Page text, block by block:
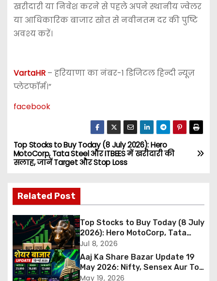
खरीदारी या निवेश करने से पहले अपने स्थानीय ज्वेलर
या आधिकारिक बाजार स्रोत से नवीनतम दर की पुष्टि
अवश्य करें।
VartaHR – हरियाणा का नंबर-1 डिजिटल हिन्दी न्यूज़
प्लेटफॉर्म।”
facebook
P
o
s
t
n
a
v
Top Stocks to Buy Today (8 July 2026): Hero
MotoCorp, Tata Steel और ITBEES में खरीदारी की
सलाह, जानें Target और Stop Loss
Related Post
Top Stocks to Buy Today (8 July
2026): Hero MotoCorp, Tata
Steel और ITBEES में खरीदारी की सलाह,
जानें Target और Stop Loss
Jul 8, 2026
Aaj Ka Share Bazar Update 19
May 2026: Nifty, Sensex Aur Top
Gainers
May 19, 2026